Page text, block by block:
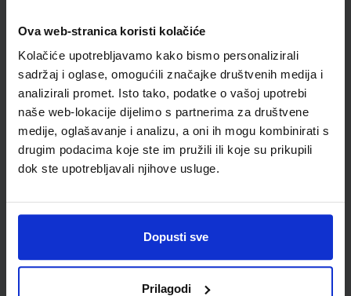
Ova web-stranica koristi kolačiće
Kolačiće upotrebljavamo kako bismo personalizirali
sadržaj i oglase, omogućili značajke društvenih medija i
analizirali promet. Isto tako, podatke o vašoj upotrebi
naše web-lokacije dijelimo s partnerima za društvene
medije, oglašavanje i analizu, a oni ih mogu kombinirati s
drugim podacima koje ste im pružili ili koje su prikupili
dok ste upotrebljavali njihove usluge.
Dopusti sve
Prilagodi
Autor(i): Bogut Đumlija Futivić Remenar
SKU:556330 CIJENA:21,00 €
ŠIFRA OMOTA:
Udžbenik
gimnazije
Registarski broj ministarstva:
SKU:556491 CIJENA:13,00 €